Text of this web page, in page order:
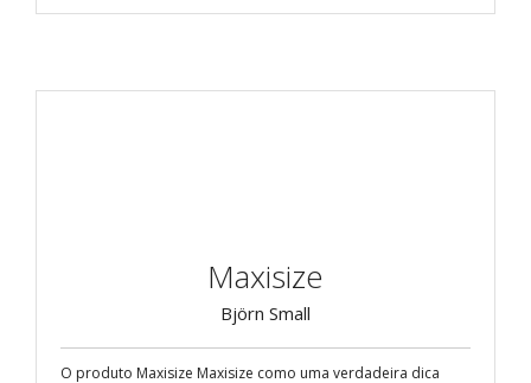
Maxisize
Björn Small
O produto Maxisize Maxisize como uma verdadeira dica